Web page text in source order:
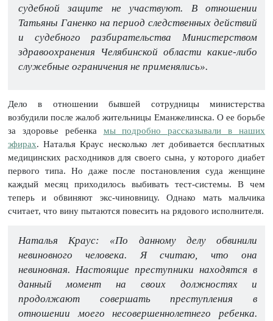
судебной защите не участвуют. В отношении
Татьяны Ганенко на период следственных действий
и судебного разбирательства Министерством
здравоохранения Челябинской области какие-либо
служебные ограничения не применялись».
Дело в отношении бывшей сотрудницы министерства
возбудили после жалоб жительницы Еманжелинска. О ее борьбе
за здоровье ребенка мы подробно рассказывали в наших
эфирах. Наталья Краус несколько лет добивается бесплатных
медицинских расходников для своего сына, у которого диабет
первого типа. Но даже после постановления суда женщине
каждый месяц приходилось выбивать тест-системы. В чем
теперь и обвиняют экс-чиновницу. Однако мать мальчика
считает, что вину пытаются повесить на рядового исполнителя.
Наталья Краус: «По данному делу обвинили
невиновного человека. Я считаю, что она
невиновная. Настоящие преступники находятся в
данный момент на своих должностях и
продолжают совершать преступления в
отношении моего несовершеннолетнего ребенка.